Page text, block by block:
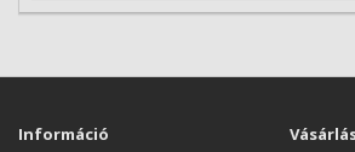
Információ